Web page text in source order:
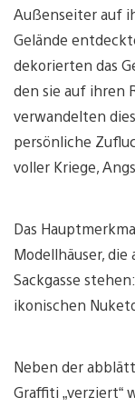
Außenseiter auf
Gelände
dekorierten das
den sie auf ihren
verwandelten
persönliche
voller Kriege,
Das
Modellhäuser,
Sackgasse
ikonischen
Neben der
Graffiti „verziert“